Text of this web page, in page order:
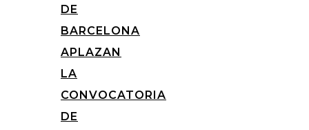
DE
BARCELONA
APLAZAN
LA
CONVOCATORIA
DE